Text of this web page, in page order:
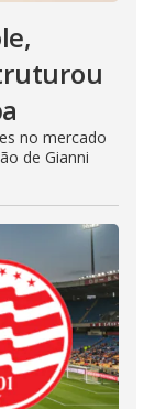
no mercado
de Gianni